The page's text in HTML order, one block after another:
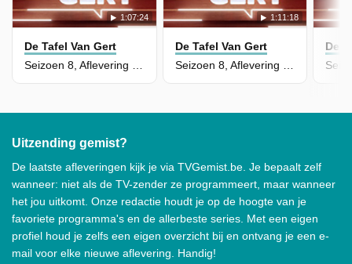
1:07:24
De Tafel Van Gert
1:11:18
De Tafel Van Gert
De
Uitzending gemist?
De laatste afleveringen kijk je via TVGemist.be. Je bepaalt zelf
wanneer: niet als de TV-zender ze programmeert, maar wanneer
het jou uitkomt. Onze redactie houdt je op de hoogte van je
favoriete programma's en de allerbeste series. Met een eigen
profiel houd je zelfs een eigen overzicht bij en ontvang je een e-
mail voor elke nieuwe aflevering. Handig!